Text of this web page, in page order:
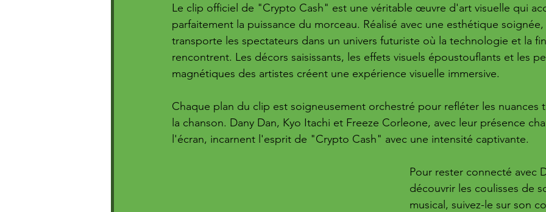
Le clip officiel de "Crypto Cash" est une véritable œuvre d'art visuelle qui
parfaitement la puissance du morceau. Réalisé avec une esthétique soignée,
transporte les spectateurs dans un univers futuriste où la technologie et la
rencontrent. Les décors saisissants, les effets visuels époustouflants et les
magnétiques des artistes créent une expérience visuelle immersive.
Chaque plan du clip est soigneusement orchestré pour refléter les nuances
la chanson. Dany Dan, Kyo Itachi et Freeze Corleone, avec leur présence
l'écran, incarnent l'esprit de "Crypto Cash" avec une intensité captivante.
Pour rester connecté avec
découvrir les coulisses de
musical, suivez-le sur son